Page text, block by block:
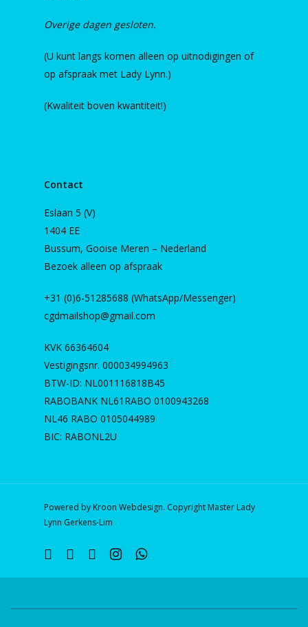
Overige dagen gesloten.
(U kunt langs komen alleen op uitnodigingen of
op afspraak met Lady Lynn.)
(Kwaliteit boven kwantiteit!)
Contact
Eslaan 5 (V)
1404 EE
Bussum, Gooise Meren – Nederland
Bezoek alleen op afspraak
+31 (0)6-51285688 (WhatsApp/Messenger)
cgdmailshop@gmail.com
KVK 66364604
Vestigingsnr. 000034994963
BTW-ID: NL001116818B45
RABOBANK NL61RABO 0100943268
NL46 RABO 0105044989
BIC: RABONL2U
Powered by Kroon Webdesign. Copyright Master Lady
Lynn Gerkens-Lim
twitter facebooklinkedininstagramwhatsapp